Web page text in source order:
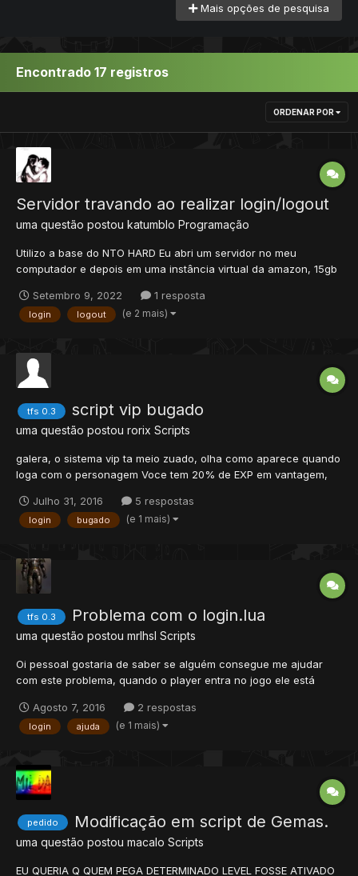
Mais opções de pesquisa
Encontrado 17 registros
ORDENAR POR
Servidor travando ao realizar login/logout
uma questão postou katumblo Programação
Utilizo a base do NTO HARD Eu abri um servidor no meu
computador e depois em uma instância virtual da amazon, 15gb
mega) de download e de upload, só tinha apenas eu e mais um
amigo online nele, e sempre quando eu ou ele fazia log...
Setembro 9, 2022 1 resposta
login logout (e 2 mais)
tfs 0.3 script vip bugado
uma questão postou rorix Scripts
galera, o sistema vip ta meio zuado, olha como aparece quando
loga com o personagem Voce tem 20% de EXP em vantagem,
mostrar so o 29? script: function onLogin(cid)accountid =
getPlayerAccountId(cid)z = os.time()globalaccountstor...
Julho 31, 2016 5 respostas
login bugado (e 1 mais)
tfs 0.3 Problema com o login.lua
uma questão postou mrlhsl Scripts
Oi pessoal gostaria de saber se alguém consegue me ajudar
com este problema, quando o player entra no jogo ele está
shiny ditto,uma mega stone e uma tv cam. Não posso trocar o
script pois se trocar interfere no sistema da ditto memory q...
Agosto 7, 2016 2 respostas
login ajuda (e 1 mais)
pedido Modificação em script de Gemas.
uma questão postou macalo Scripts
EU QUERIA Q QUEM PEGA DETERMINADO LEVEL FOSSE ATIVADO